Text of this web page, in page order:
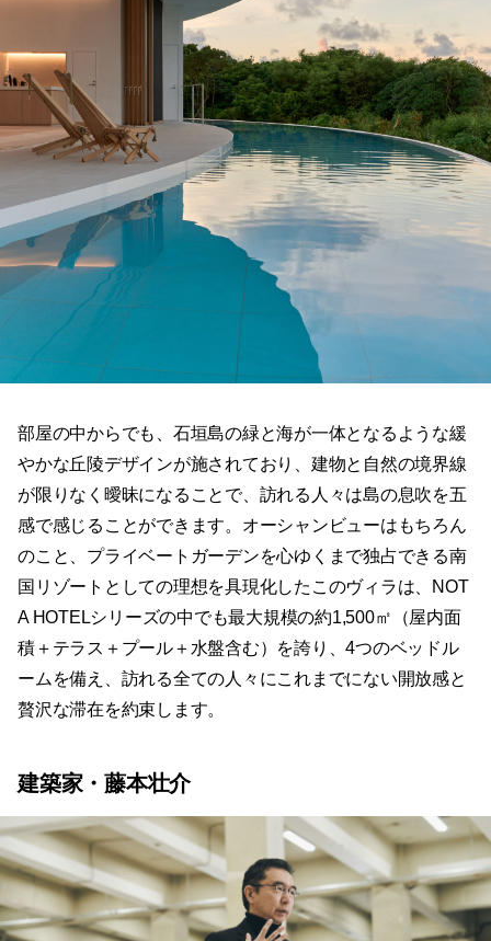
部屋の中からでも、石垣島の緑と海が一体となるような緩
やかな丘陵デザインが施されており、建物と自然の境界線
が限りなく曖昧になることで、訪れる人々は島の息吹を五
感で感じることができます。オーシャンビューはもちろん
のこと、プライベートガーデンを心ゆくまで独占できる南
国リゾートとしての理想を具現化したこのヴィラは、NOT
A HOTELシリーズの中でも最大規模の約1,500㎡（屋内面
積＋テラス＋プール＋水盤含む）を誇り、4つのベッドル
ームを備え、訪れる全ての人々にこれまでにない開放感と
贅沢な滞在を約束します。
建築家・藤本壮介